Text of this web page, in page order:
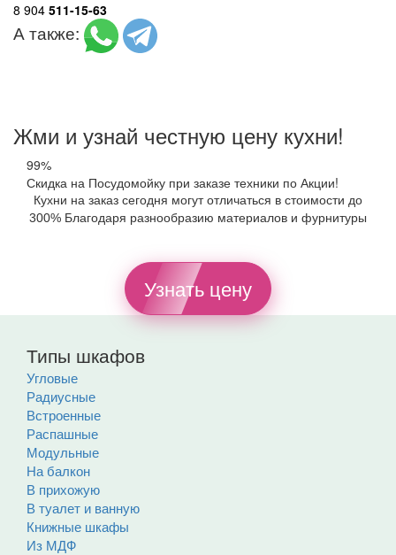
8 904 511-15-63
А также:
Жми и узнай честную цену кухни!
99%
Скидка на Посудомойку при заказе техники по Акции!
Кухни на заказ сегодня могут отличаться в стоимости до
300% Благодаря разнообразию материалов и фурнитуры
Узнать цену
Типы шкафов
Угловые
Радиусные
Встроенные
Распашные
Модульные
На балкон
В прихожую
В туалет и ванную
Книжные шкафы
Из МДФ